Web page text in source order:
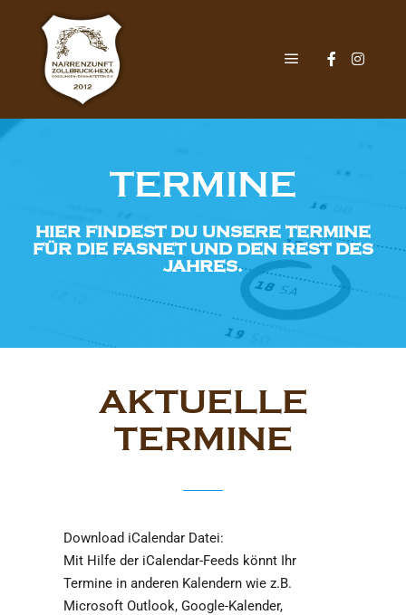
TERMINE
HIER FINDEST DU UNSERE TERMINE
FÜR DIE FASNET UND DEN REST DES
JAHRES.
AKTUELLE
TERMINE
Download iCalendar Datei:
Mit Hilfe der iCalendar-Feeds könnt Ihr
Termine in anderen Kalendern wie z.B.
Microsoft Outlook, Google-Kalender,